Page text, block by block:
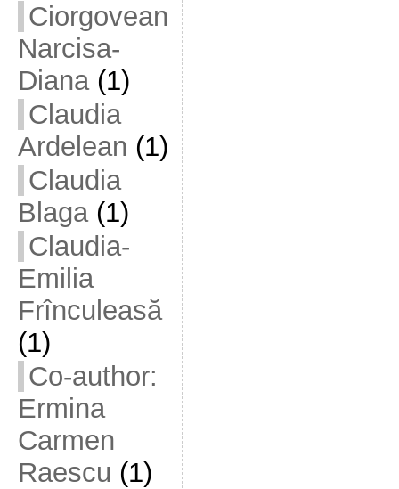
Ciorgovean
Narcisa-
Diana(1)
Claudia
Ardelean (1)
Claudia
Blaga(1)
Claudia-
Emilia
Frînculeasă
(1)
Co-author:
Ermina
Carmen
Raescu (1)